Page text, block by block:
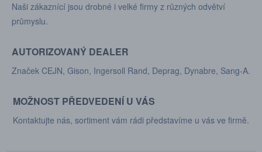
Naši zákaznící jsou drobné i velké firmy z různých odvětví
průmyslu.
AUTORIZOVANÝ DEALER
Značek CEJN, Gison, Ingersoll Rand, Deprag, Dynabre, Sang-A.
MOŽNOST PŘEDVEDENÍ U VÁS
Kontaktujte nás, sortiment vám rádi představíme u vás ve firmě.